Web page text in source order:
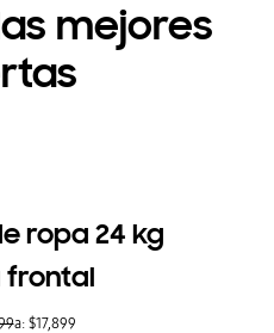
mejores
ropa 24 kg
a: $17,899